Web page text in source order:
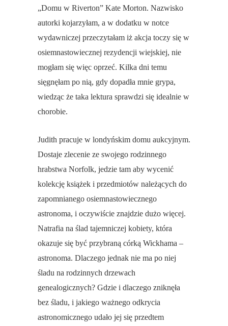
„Domu w Riverton” Kate Morton. Nazwisko
autorki kojarzyłam, a w dodatku w notce
wydawniczej przeczytałam iż akcja toczy się w
osiemnastowiecznej rezydencji wiejskiej, nie
mogłam się więc oprzeć. Kilka dni temu
sięgnęłam po nią, gdy dopadła mnie grypa,
wiedząc że taka lektura sprawdzi się idealnie w
chorobie.
Judith pracuje w londyńskim domu aukcyjnym.
Dostaje zlecenie ze swojego rodzinnego
hrabstwa Norfolk, jedzie tam aby wycenić
kolekcję książek i przedmiotów należących do
zapomnianego osiemnastowiecznego
astronoma, i oczywiście znajdzie dużo więcej.
Natrafia na ślad tajemniczej kobiety, która
okazuje się być przybraną córką Wickhama –
astronoma. Dlaczego jednak nie ma po niej
śladu na rodzinnych drzewach
genealogicznych? Gdzie i dlaczego zniknęła
bez śladu, i jakiego ważnego odkrycia
astronomicznego udało jej się przedtem